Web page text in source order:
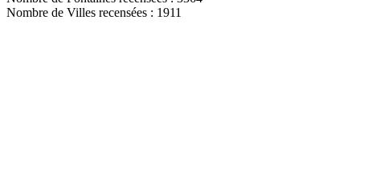
Nombre de Villes recensées : 1911